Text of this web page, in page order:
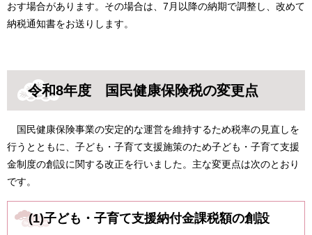
おす場合があります。その場合は、7月以降の納期で調整し、改めて
納税通知書をお送りします。
令和8年度 国民健康保険税の変更点
国民健康保険事業の安定的な運営を維持するため税率の見直しを
行うとともに、子ども・子育て支援施策のため子ども・子育て支援
金制度の創設に関する改正を行いました。主な変更点は次のとおり
です。
(1)子ども・子育て支援納付金課税額の創設